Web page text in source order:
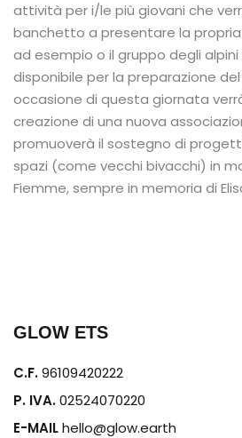
attività per i/le più giovani che
banchetto a presentare la propria
ad esempio o il gruppo degli
disponibile per la preparazione
occasione di questa giornata
creazione di una nuova
promuoverà il sostegno di
spazi (come vecchi bivacchi) in
Fiemme, sempre in memoria di
GLOW ETS
C.F.96109420222
P. IVA.02524070220
E-MAILhello@glow.earth